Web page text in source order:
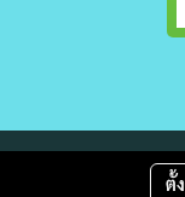
ตั้